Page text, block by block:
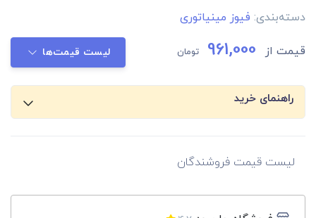
دسته‌بندی: فیوز مینیاتوری
قیمت از 961,000 تومان لیست قیمت‌ها
راهنمای خرید
لیست قیمت فروشندگان